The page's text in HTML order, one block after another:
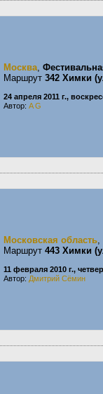
Москва,
Маршрут 342 Химки
24 апреля 2011 г.,
Автор: A G
Московская область,
Маршрут 443 Химки
11 февраля 2010 г.,
Автор: Дмитрий Сёмин